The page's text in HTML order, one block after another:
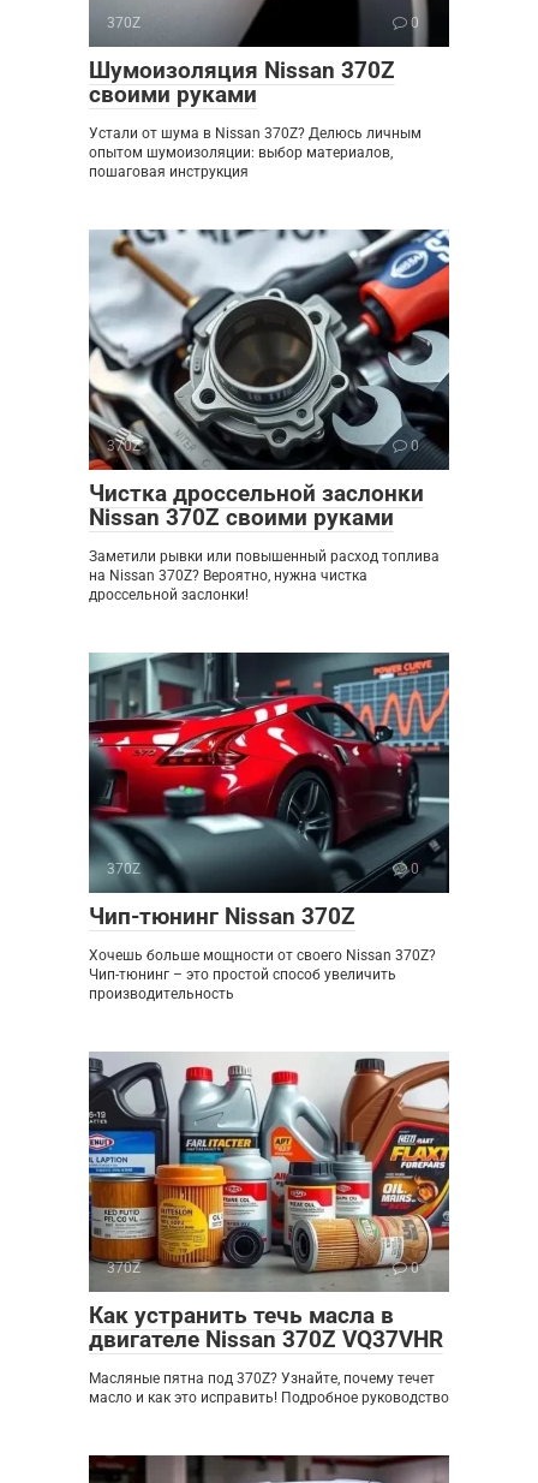
370Z 0
Шумоизоляция Nissan 370Z
своими руками
Устали от шума в Nissan 370Z? Делюсь личным
опытом шумоизоляции: выбор материалов,
пошаговая инструкция
370Z 0
Чистка дроссельной заслонки
Nissan 370Z своими руками
Заметили рывки или повышенный расход топлива
на Nissan 370Z? Вероятно, нужна чистка
дроссельной заслонки!
370Z 0
Чип-тюнинг Nissan 370Z
Хочешь больше мощности от своего Nissan 370Z?
Чип-тюнинг – это простой способ увеличить
производительность
370Z 0
Как устранить течь масла в
двигателе Nissan 370Z VQ37VHR
Масляные пятна под 370Z? Узнайте, почему течет
масло и как это исправить! Подробное руководство